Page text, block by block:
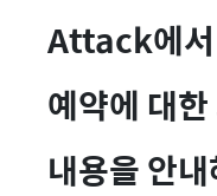
Attack에서
예약에 대
내용을 안